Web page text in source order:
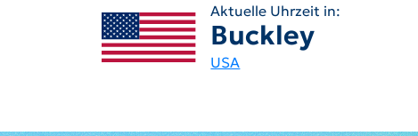
Aktuelle Uhrzeit in:
Buckley
USA